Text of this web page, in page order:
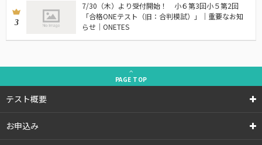
3
7/30（木）より受付開始！ 小６第3回小５第2回
「合格ONEテスト（旧：合判模試）」｜重要なお知
らせ｜ONETES
PAGE TOP
テスト概要
お申込み